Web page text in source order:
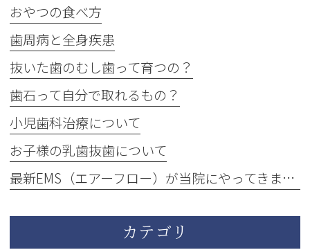
おやつの食べ方
歯周病と全身疾患
抜いた歯のむし歯って育つの？
歯石って自分で取れるもの？
小児歯科治療について
お子様の乳歯抜歯について
最新EMS（エアーフロー）が当院にやってきました！
カテゴリ